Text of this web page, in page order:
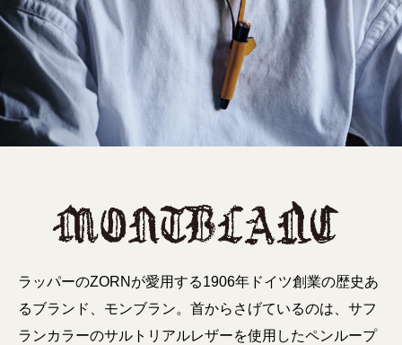
ラッパーのZORNが愛用する1906年ドイツ創業の歴史あ
るブランド、モンブラン。首からさげているのは、サフ
ランカラーのサルトリアルレザーを使用したペンループ